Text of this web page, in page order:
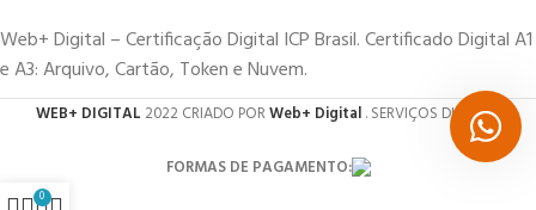
Web+ Digital – Certificação Digital ICP Brasil. Certificado Digital A1
e A3: Arquivo, Cartão, Token e Nuvem.
WEB+ DIGITAL 2022 CRIADO PORWeb+ Digital. SERVIÇOS DIGITAIS.
FORMAS DE PAGAMENTO:
0